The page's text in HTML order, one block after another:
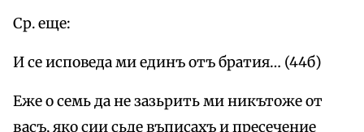
Ср. еще:
И се исповеда ми единъ отъ братия… (44б)
Еже о семь да не зазьрить ми никътоже от
васъ, яко сии сьде въписахъ и пресечение